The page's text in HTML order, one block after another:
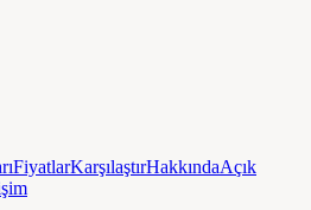
FiyatlarKarşılaştırHakkındaAçık